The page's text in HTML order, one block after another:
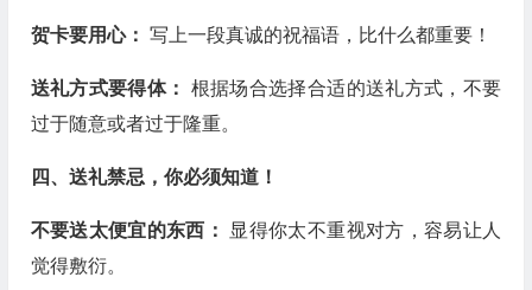
贺卡要用心： 写上一段真诚的祝福语，比什么都重要！
送礼方式要得体： 根据场合选择合适的送礼方式，不要
过于随意或者过于隆重。
四、送礼禁忌，你必须知道！
不要送太便宜的东西： 显得你太不重视对方，容易让人
觉得敷衍。